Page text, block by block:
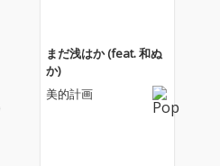
まだ浅はか (feat. 和ぬ
か)
美的計画